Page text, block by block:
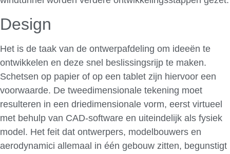
Design
Het is de taak van de ontwerpafdeling om ideeën te
ontwikkelen en deze snel beslissingsrijp te maken.
Schetsen op papier of op een tablet zijn hiervoor een
voorwaarde. De tweedimensionale tekening moet
resulteren in een driedimensionale vorm, eerst virtueel
met behulp van CAD-software en uiteindelijk als fysiek
model. Het feit dat ontwerpers, modelbouwers en
aerodynamici allemaal in één gebouw zitten, begunstigt